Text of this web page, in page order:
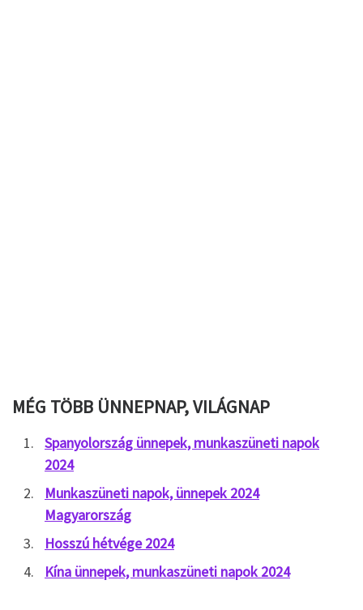
MÉG TÖBB ÜNNEPNAP, VILÁGNAP
Spanyolország ünnepek, munkaszüneti napok
2024
Munkaszüneti napok, ünnepek 2024
Magyarország
Hosszú hétvége 2024
Kína ünnepek, munkaszüneti napok 2024